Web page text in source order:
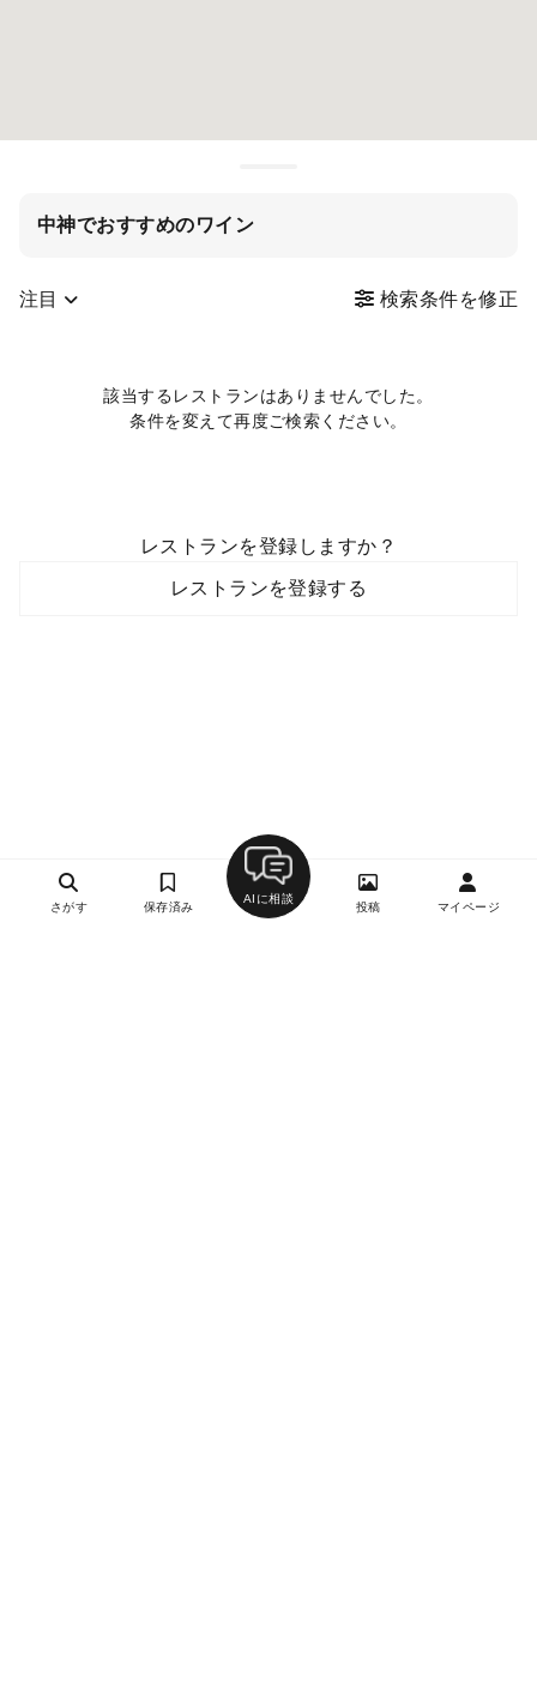
中神でおすすめのワイン
注目 検索条件を修正
該当するレストランはありませんでした。
条件を変えて再度ご検索ください。
レストランを登録しますか？
レストランを登録する
さがす 保存済み
AIに相談
投稿 マイページ